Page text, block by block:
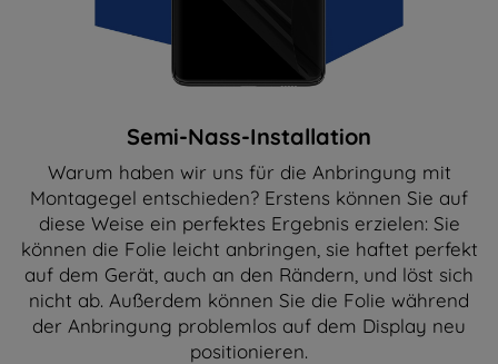
Semi-Nass-Installation
Warum haben wir uns für die Anbringung mit
Montagegel entschieden? Erstens können Sie auf
diese Weise ein perfektes Ergebnis erzielen: Sie
können die Folie leicht anbringen, sie haftet perfekt
auf dem Gerät, auch an den Rändern, und löst sich
nicht ab. Außerdem können Sie die Folie während
der Anbringung problemlos auf dem Display neu
positionieren.